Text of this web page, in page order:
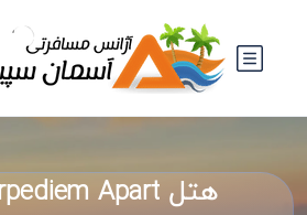
هتل Carpediem Apart کاس